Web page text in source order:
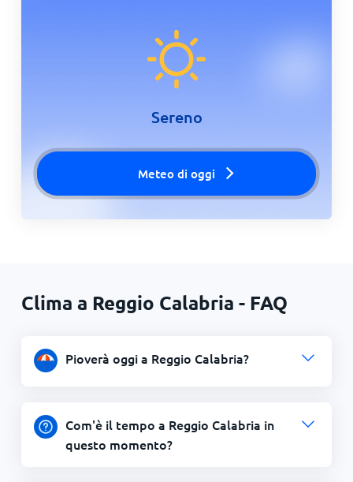
Sereno
Meteo di oggi
Clima a Reggio Calabria - FAQ
Pioverà oggi a Reggio Calabria?
Com'è il tempo a Reggio Calabria in
questo momento?